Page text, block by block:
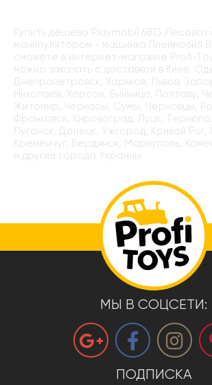
Купить дёшево Playmobil 6813 Лесовоз
манипулятором - машинка Плеймобил
сможете в интернет-магазине Profi-
можно заказать с доставкой в Киев,
Днепропетровск, Харьков, Львов,
Николаев, Херсон, Винница, Полтаву,
Житомир, Черкасы, Сумы, Черновцы,
Франковск, Кировоград, Луцк,
Луганск, Донецк, Ужгород, Кривой Рог,
Кременчуг, Бердянск, Мариуполь,
и другие города Украины
МЫ В СОЦСЕТИ:
ПОДПИСКА